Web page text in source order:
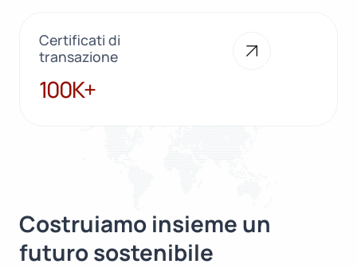
Certificati di
transazione
100K+
100K+
Costruiamo insieme un
futuro sostenibile